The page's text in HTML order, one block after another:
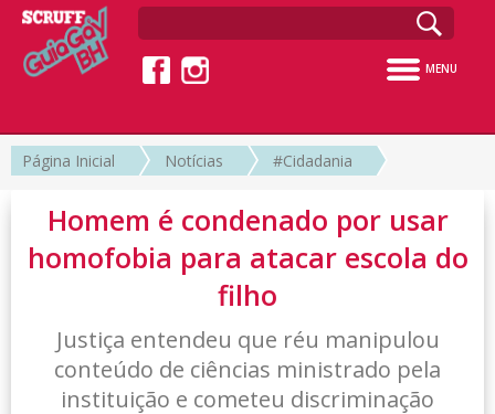
MENU
Página Inicial Notícias #Cidadania
Homem é condenado por usar
homofobia para atacar escola do
filho
Justiça entendeu que réu manipulou
conteúdo de ciências ministrado pela
instituição e cometeu discriminação